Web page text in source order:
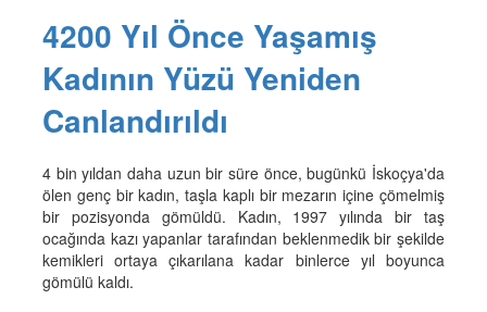
4200 Yıl Önce Yaşamış
Kadının Yüzü Yeniden
Canlandırıldı
4 bin yıldan daha uzun bir süre önce, bugünkü İskoçya'da
ölen genç bir kadın, taşla kaplı bir mezarın içine çömelmiş
bir pozisyonda gömüldü. Kadın, 1997 yılında bir taş
ocağında kazı yapanlar tarafından beklenmedik bir şekilde
kemikleri ortaya çıkarılana kadar binlerce yıl boyunca
gömülü kaldı.